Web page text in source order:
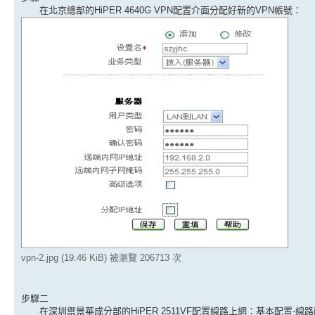
在北京總部的HiPER 4640G VPN配置介面分配好新的VPN帳號：
vpn-2.jpg (19.46 KiB) 被瀏覽 206713 次
步驟二
在深圳禦景華成分部的HiPER 2511VF配置線路上網：基本配置-線路